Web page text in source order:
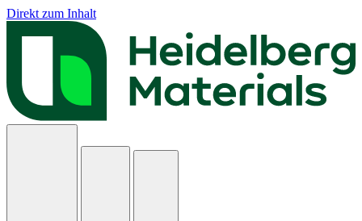
Direkt zum Inhalt